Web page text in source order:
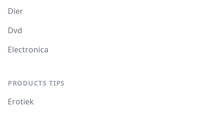
Dier
Dvd
Electronica
PRODUCTS TIPS
Erotiek